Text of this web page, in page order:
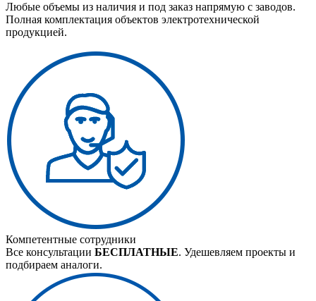
Любые объемы из наличия и под заказ напрямую с заводов.
Полная комплектация объектов электротехнической
продукцией.
Компетентные сотрудники
Все консультации БЕСПЛАТНЫЕ. Удешевляем проекты и
подбираем аналоги.